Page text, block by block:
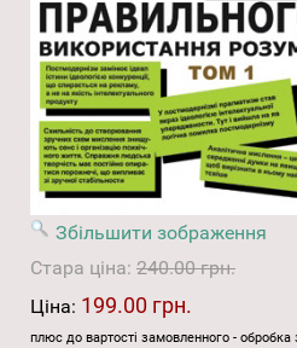
Збільшити зображення
Стара ціна: 240.00 грн.
Ціна: 199.00 грн.
плюс до вартості замовленного -